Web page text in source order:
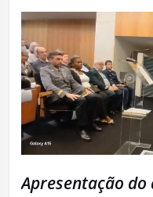
Apresentação